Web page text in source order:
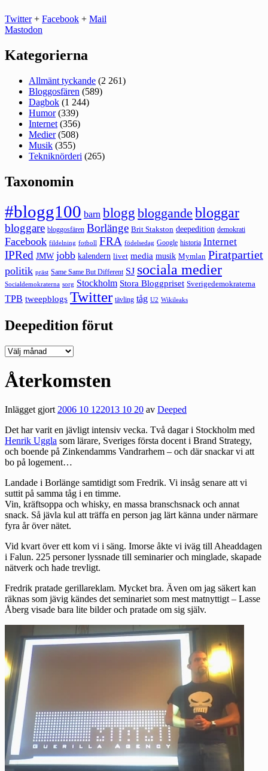
Twitter+ Facebook + Mail
Mastodon
Kategorierna
Allmänt tyckande (2 261)
Bloggosfären (589)
Dagbok (1 244)
Humor(339)
Internet (356)
Medier(508)
Musik (355)
Tekniknörderi (265)
Taxonomin
#blogg100 barn blogg bloggande bloggar
bloggare bloggosfären Borlänge Brit Stakston deepedition demokrati
Facebook fildelning fotboll FRA födelsedag Google historia Internet
IPRed JMW jobb kalendern livet media musik Mymlan Piratpartiet
politik präst Same Same But Different SJ sociala medier
Socialdemokraterna sorg Stockholm Stora Bloggpriset Sverigedemokraterna
TPB tweepblogs Twitter tävling tåg U2 Wikileaks
Deepedition förut
Deepedition
Återkomsten
Inlägget gjort2006 10 122013 10 20 av Deeped
Det har varit en jävligt intensiv vecka. Två dagar i Stockholm med
Henrik Uggla som lärare, Sveriges första docent i Brand Strategy,
och boende på Zinkendamms Vandrarhem – och där snackar vi att
bo på logement…
Landade i Borlänge samtidigt som Fredrik. Vi insåg senare att vi
suttit på samma tåg i en timme.
Vin, kräftsoppa och whisky, en massa branschsnack och annat
snack. Så jävla kul att träffa en person jag lärt känna under närmare
fyra år över nätet.
Vid kvart över ett kom vi i säng. Imorse åkte vi iväg tillAheaddagen
i Falun. 225 personer lyssnade till seminarier och minglade, skapade
nätverk och hade trevligt.
Fredrik pratade gerillareklam. Mycket bra. Även om jag säkert kan
räknas som jävig kändes det seminariet som mest matnyttigt – Lasse
Åberg visade bara lite bilder och pratade om sig själv.